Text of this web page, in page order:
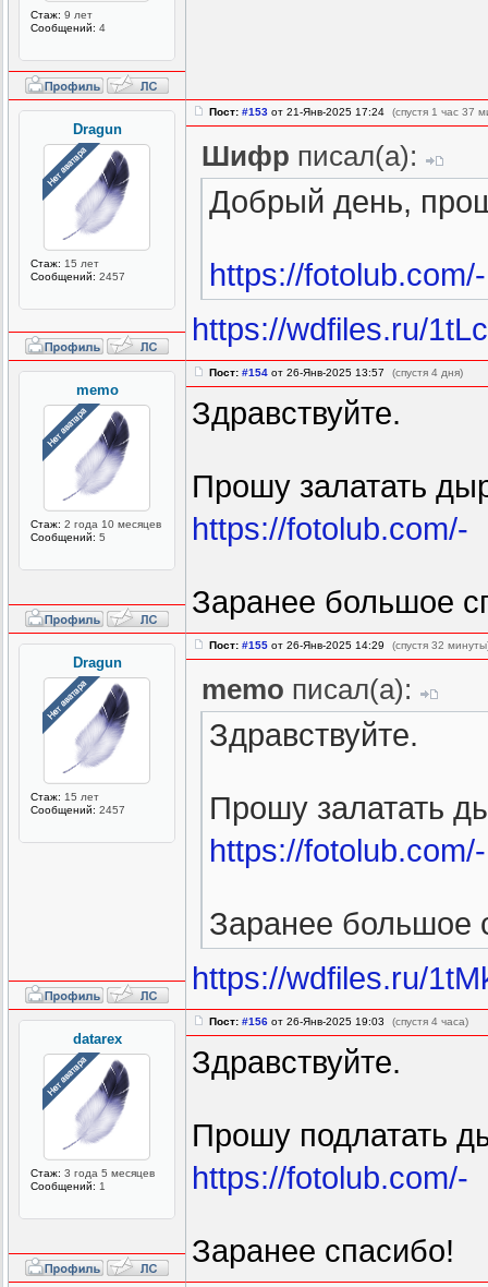
Стаж: 9 лет
Сообщений: 4
Dragun
Стаж: 15 лет
Сообщений: 2457
Пост: #153 от 21-Янв-2025 17:24 (спустя 1 час 37
Шифр писал(а):
Добрый день,
https://fotolub.com/-
https://wdfiles.ru/
memo
Стаж: 2 года 10 месяцев
Сообщений: 5
Пост: #154 от 26-Янв-2025 13:57 (спустя 4 дня)
Здравствуйте.
Прошу залатать
https://fotolub.com/-
Заранее большое
Dragun
Стаж: 15 лет
Сообщений: 2457
Пост: #155 от 26-Янв-2025 14:29 (спустя 32
memo писал(а):
Здравствуйте.
Прошу залатать
https://fotolub.com/-
Заранее большое
https://wdfiles.ru/
datarex
Стаж: 3 года 5 месяцев
Сообщений: 1
Пост: #156 от 26-Янв-2025 19:03 (спустя 4 часа)
Здравствуйте.
Прошу подлатать
https://fotolub.com/-
Заранее спасибо!